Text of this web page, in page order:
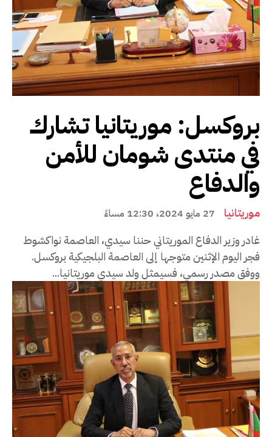
بروكسل: موريتانيا تشارك
في منتدى شومان للأمن
والدفاع
موريتانيا 27 مايو 2024، 12:30 مساءً
غادر وزير الدفاع الموريتاني حننا سيدي، العاصمة نواكشوط
فجر اليوم الإثنين متوجها إلى العاصمة البلجيكية بروكسل.
ووفق مصدر رسمي، فسيمثل ولد سيدي موريتانيا...